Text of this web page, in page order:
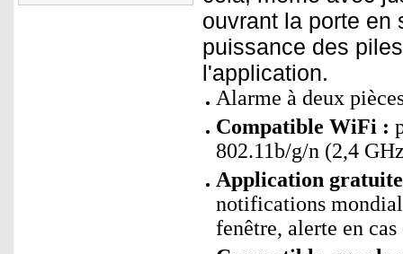
ouvrant la porte en
puissance des
l'application.
Alarme à deux
Compatible WiFi :
802.11b/g/n (2,4
Application
notifications
fenêtre, alerte en